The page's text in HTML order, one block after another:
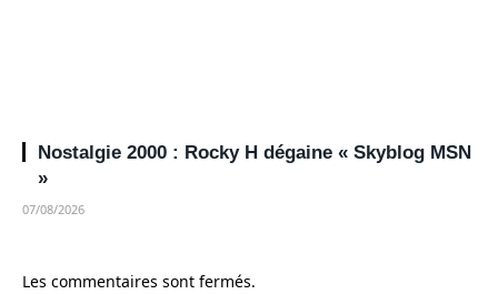
Nostalgie 2000 : Rocky H dégaine « Skyblog MSN
»
07/08/2026
Les commentaires sont fermés.